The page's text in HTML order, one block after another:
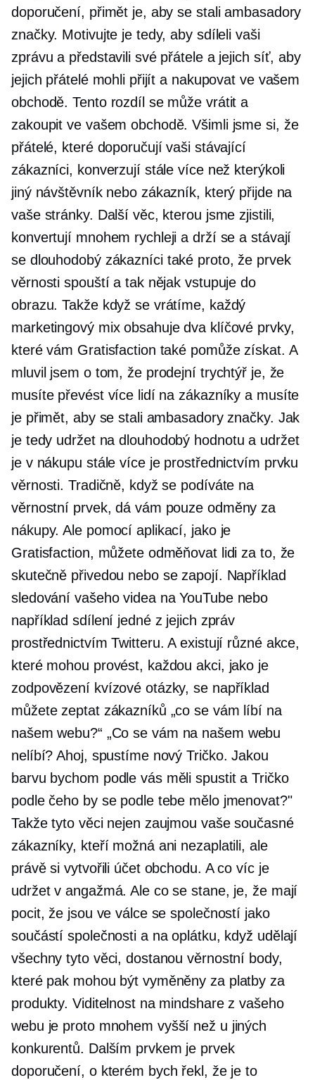
doporučení, přimět je, aby se stali ambasadory
značky. Motivujte je tedy, aby sdíleli vaši
zprávu a představili své přátele a jejich síť, aby
jejich přátelé mohli přijít a nakupovat ve vašem
obchodě. Tento rozdíl se může vrátit a
zakoupit ve vašem obchodě. Všimli jsme si, že
přátelé, které doporučují vaši stávající
zákazníci, konverzují stále více než kterýkoli
jiný návštěvník nebo zákazník, který přijde na
vaše stránky. Další věc, kterou jsme zjistili,
konvertují mnohem rychleji a drží se a stávají
se dlouhodobýzákazníci také proto, že prvek
věrnosti spouští a tak nějak vstupuje do
obrazu. Takže když se vrátíme, každý
marketingový mix obsahuje dva klíčové prvky,
které vám Gratisfaction také pomůže získat. A
mluvil jsem o tom, že prodejní trychtýř je, že
musíte převést více lidí na zákazníky a musíte
je přimět, aby se stali ambasadory značky. Jak
je tedy udržet nadlouhodobý hodnotu a udržet
je v nákupu stále více je prostřednictvím prvku
věrnosti. Tradičně, když se podíváte na
věrnostní prvek, dá vám pouze odměny za
nákupy. Ale pomocí aplikací, jako je
Gratisfaction, můžete odměňovat lidi za to, že
skutečně přivedou nebo se zapojí. Například
sledování vašeho videa na YouTube nebo
například sdílení jedné z jejich zpráv
prostřednictvím Twitteru. A existují různé akce,
které mohou provést, každou akci, jako je
zodpovězení kvízové ​​otázky, se například
můžete zeptat zákazníků „co se vám líbí na
našem webu?“ „Co se vám na našem webu
nelíbí? Ahoj, spustíme novýTričko. Jakou
barvu bychom podle vás měli spustit aTričko
podle čeho by se podle tebe mělo jmenovat?"
Takže tyto věci nejen zaujmou vaše současné
zákazníky, kteří možná ani nezaplatili, ale
právě si vytvořili účet obchodu. A co víc je
udržet v angažmá. Ale co se stane, je, že mají
pocit, že jsou ve válce se společností jako
součástí společnosti a na oplátku, když udělají
všechny tyto věci, dostanou věrnostní body,
které pak mohou být vyměněny za platby za
produkty. Viditelnost na mindshare z vašeho
webu je proto mnohem vyšší než u jiných
konkurentů. Dalším prvkem je prvek
doporučení, o kterém bych řekl, že je to